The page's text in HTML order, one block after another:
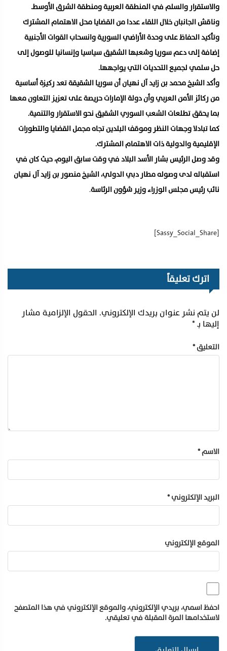
والاستقرار والسلم في المنطقة العربية ومنطقة الشرق الأوسط.
وناقش الجانبان خلال اللقاء عددا من القضايا محل الاهتمام المشترك
وتأكيد الحفاظ على وحدة الأراضي السورية وانسحاب القوات الأجنبية
إضافة إلى دعم سوريا وشعبها الشقيق سياسيا وإنسانيا للوصول إلى
حل سلمي لجميع التحديات التي يواجهها.
وأكد الشيخ محمد بن زايد آل نهيان أن سوريا الشقيقة تعد ركيزة أساسية
من ركائز الأمن العربي وأن دولة الإمارات حريصة على تعزيز التعاون معها
بما يحقق تطلعات الشعب السوري الشقيق نحو الاستقرار والتنمية.
كما تبادلا وجهات النظر وموقف البلدين تجاه مجمل القضايا والتطورات
الإقليمية والدولية ذات الاهتمام المشترك.
وقد وصل الرئيس بشار الأسد البلاد في وقت سابق اليوم، حيث كان في
استقباله لدى وصوله مطار دبي الدولي، الشيخ منصور بن زايد آل نهيان
نائب رئيس مجلس الوزراء وزير شؤون الرئاسة.
[Sassy_Social_Share]
اترك تعليقاً
لن يتم نشر عنوان بريدك الإلكتروني. الحقول الإلزامية مشار
إليها بـ*
التعليق*
الاسم*
البريد الإلكتروني*
الموقع الإلكتروني
احفظ اسمي، بريدي الإلكتروني، والموقع الإلكتروني في هذا المتصفح
لاستخدامها المرة المقبلة في تعليقي.